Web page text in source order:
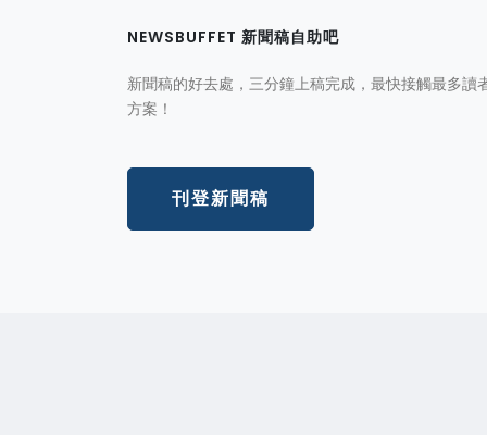
NEWSBUFFET 新聞稿自助吧
新聞稿的好去處，三分鐘上稿完成，最快接觸最多讀
方案！
刊登新聞稿